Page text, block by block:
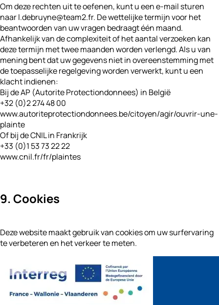
Om deze rechten uit te oefenen, kunt u een e-mail sturen
naar l.debruyne@team2.fr. De wettelijke termijn voor het
beantwoorden van uw vragen bedraagt één maand.
Afhankelijk van de complexiteit of het aantal verzoeken kan
deze termijn met twee maanden worden verlengd. Als u van
mening bent dat uw gegevens niet in overeenstemming met
de toepasselijke regelgeving worden verwerkt, kunt u een
klacht indienen:
Bij de AP (Autorite Protectiondonnees) in België
+32 (0)2 274 48 00
www.autoriteprotectiondonnees.be/citoyen/agir/ouvrir-une-
plainte
Of bij de CNIL in Frankrijk
+33 (0)1 53 73 22 22
www.cnil.fr/fr/plaintes
9. Cookies
Deze website maakt gebruik van cookies om uw surfervaring
te verbeteren en het verkeer te meten.